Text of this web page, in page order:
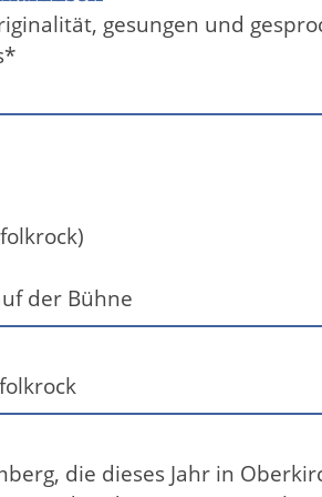
gesungen und
der Bühne
die dieses Jahr in